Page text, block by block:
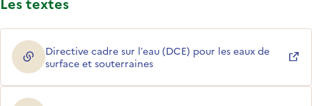
Directive cadre sur l’eau (DCE) pour les eaux de
surface et souterraines
(ouverture dans une nouvelle fenêtre)